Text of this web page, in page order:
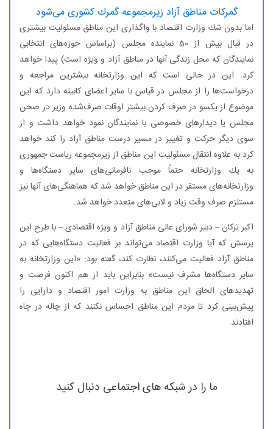
گمركات مناطق آزاد زیرمجموعه گمرك كشوری می‌شود
اما بدون شك وزارت اقتصاد با واگذاری این مناطق مسئولیت بیشتری
در قبال بیش از 50 نماینده مجلس (براساس حوزه‌های انتخابی
نمایندگان كه محل زندگی آنها در مناطق آزاد و ویژه است) پیدا خواهد
كرد. این در حالی است كه این وزارتخانه بیشترین مراجعه و
در‌خواست‌ها را از مجلس در قیاس با سایر اعضای كابینه دارد كه این
موضوع از یكسو در صرف كردن بیشتر اوقات صرف‌شده وزیر در صحن
مجلس یا دیدارهای خصوصی با نمایندگان نمود خواهد داشت و از
سوی دیگر حركت و تغییر در مسیر درست مناطق آزاد را كند خواهد
كرد.به علاوه انتقال مسئولیت این مناطق از زیرمجموعه ریاست جمهوری
به یك وزارتخانه حتماً موجب نافرمانی‌های سایر دستگاه‌ها و
وزارتخانه‌های مستقر در این مناطق خواهد شد كه هماهنگی‌های آنها نیز
مستلزم صرف وقت زیاد و لابی‌های متعدد خواهد شد.
اكبر تركان – دبیر شورای عالی مناطق آزاد و ویژه اقتصادی – با طرح این
پرسش كه آیا وزارت اقتصاد می‌تواند بر فعالیت دستگاه‌هایی كه در
مناطق آزاد فعالیت می‌كنند، نظارت كند، گفته بود: «این وزارتخانه به
سایر دستگاه‌ها مشرف نیست» بنابراین باید از هم اكنون فرصت و
تهدیدهای الحاق این مناطق به وزارت امور اقتصاد و دارایی را
پیش‌بینی كرد تا مردم این مناطق احساس نكنند كه از چاله در چاه
افتادند.
ما را در شبکه های اجتماعی دنبال کنید